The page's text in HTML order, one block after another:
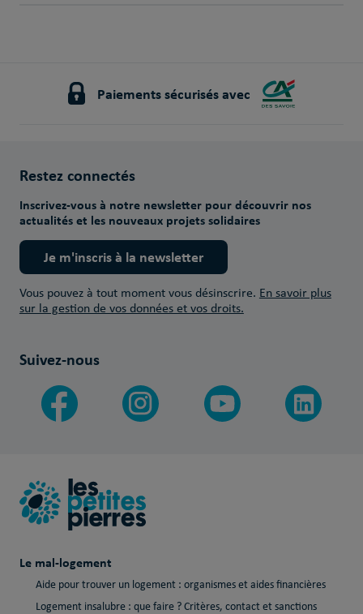
Paiements sécurisés avec
Restez connectés
Inscrivez-vous à notre newsletter pour découvrir nos
actualités et les nouveaux projets solidaires
Je m'inscris à la newsletter
Vous pouvez à tout moment vous désinscrire. En savoir plus
sur la gestion de vos données et vos droits.
Suivez-nous
Le mal-logement
Aide pour trouver un logement : organismes et aides financières
Logement insalubre : que faire ? Critères, contact et sanctions